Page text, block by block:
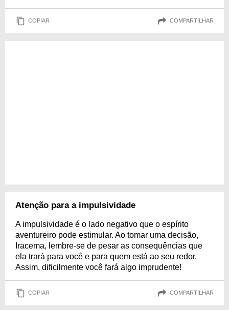
COPIAR COMPARTILHAR
Atenção para a impulsividade
A impulsividade é o lado negativo que o espírito
aventureiro pode estimular. Ao tomar uma decisão,
Iracema, lembre-se de pesar as consequências que
ela trará para você e para quem está ao seu redor.
Assim, dificilmente você fará algo imprudente!
COPIAR COMPARTILHAR